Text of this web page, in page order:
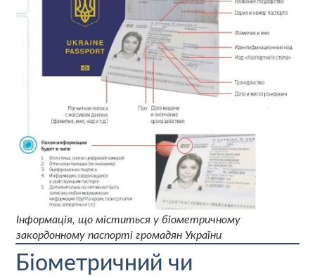
Інформація, що міститься у біометричному
закордонному паспорті громадян України
Біометричний чи